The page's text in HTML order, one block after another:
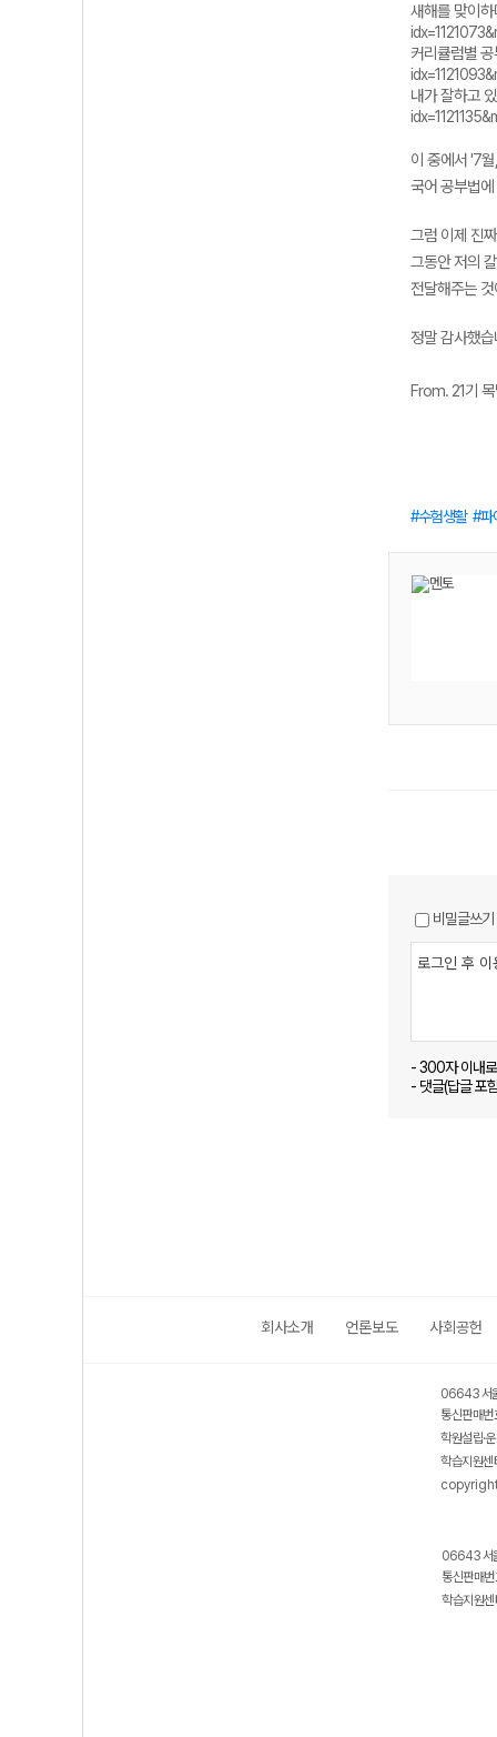
새해를 맞이
커리큘럼별
내가 잘하고
이 중에서 '7
국어 공부법
그럼 이제 진
그동안 저의
전달해주는
정말 감사했
From. 21기
수험생활 파
비밀글쓰기
- 300자 이내
- 댓글(답글 포
회사소개 언론보도 사회공헌
06643 서
통신판매
학원설립·
학습지원
06643 서
통신판매
학습지원